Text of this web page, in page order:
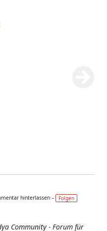
hinterlassen –
Folgen
Community - Forum für